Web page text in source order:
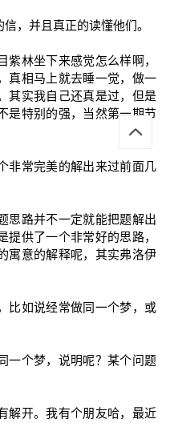
，并且真正的读懂他们。
林坐下来感觉怎么样啊，
真相马上就去睡一觉，做一
其实我自己还真是过，但是
是特别的强，当然第一期节
非常完美的解出来过前面几
思路并不一定就能把题解出
供了一个非常好的思路，
寓意的解释呢，其实弗洛伊
比如说经常做同一个梦，或
一个梦，说明呢？某个问题
解开。我有个朋友哈，最近